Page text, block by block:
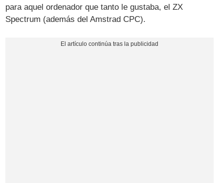
para aquel ordenador que tanto le gustaba, el ZX
Spectrum (además del Amstrad CPC).